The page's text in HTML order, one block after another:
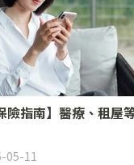
險指南】醫療、租屋
05-11